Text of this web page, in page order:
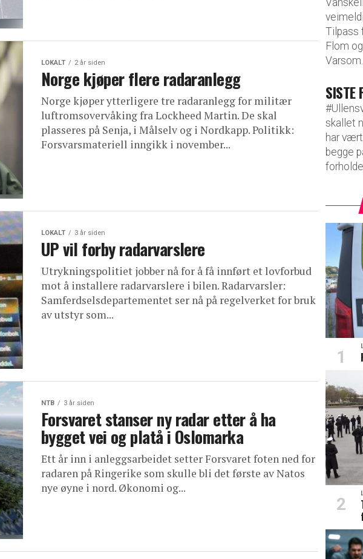
LOKALT 2 år siden
Norge kjøper flere radaranlegg
Norge kjøper ytterligere tre radaranlegg for militær
luftromsovervåking fra Lockheed Martin. De skal
plasseres på Senja, i Målselv og i Nordkapp. Politikk:
Forsvarsmateriell inngikk i november...
LOKALT 3 år siden
UP vil forby radarvarslere
Utrykningspolitiet jobber nå for å få innført et lovforbud
mot å installere radarvarslere i bilen. Radarvarsler:
Samferdselsdepartementet ser nå på regelverket for bruk
av utstyr som...
NTB 3 år siden
Forsvaret stanser ny radar etter å ha
bygget vei og platå i Oslomarka
Ett år inn i anleggsarbeidet setter Forsvaret foten ned for
radaren på Ringerike som skulle bli det første av Natos
nye øyne i nord. Økonomi og...
Tilpass
Flom
SISTE
skallet
har
begge